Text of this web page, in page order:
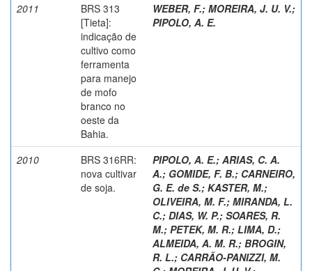
2011
BRS 313
[Tieta]:
indicação de
cultivo como
ferramenta
para manejo
de mofo
branco no
oeste da
Bahia.
WEBER, F.; MOREIRA, J. U. V.;
PIPOLO, A. E.
2010
BRS 316RR:
nova cultivar
de soja.
PIPOLO, A. E.; ARIAS, C. A.
A.; GOMIDE, F. B.; CARNEIRO,
G. E. de S.; KASTER, M.;
OLIVEIRA, M. F.; MIRANDA, L.
C.; DIAS, W. P.; SOARES, R.
M.; PETEK, M. R.; LIMA, D.;
ALMEIDA, A. M. R.; BROGIN,
R. L.; CARRÃO-PANIZZI, M.